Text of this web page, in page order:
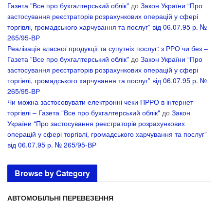
Газета "Все про бухгалтерський облік" до Закон України “Про
застосування реєстраторів розрахункових операцій у сфері
торгівлі, громадського харчування та послуг” від 06.07.95 р. №
265/95-ВР
Реалізація власної продукції та супутніх послуг: з РРО чи без –
Газета "Все про бухгалтерський облік" до Закон України “Про
застосування реєстраторів розрахункових операцій у сфері
торгівлі, громадського харчування та послуг” від 06.07.95 р. №
265/95-ВР
Чи можна застосовувати електронні чеки ПРРО в інтернет-
торгівлі – Газета "Все про бухгалтерський облік" до Закон
України “Про застосування реєстраторів розрахункових
операцій у сфері торгівлі, громадського харчування та послуг”
від 06.07.95 р. № 265/95-ВР
Browse by Category
АВТОМОБІЛЬНІ ПЕРЕВЕЗЕННЯ